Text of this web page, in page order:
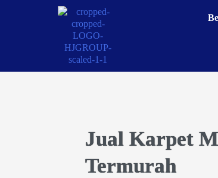
Jual Karpet
Termurah